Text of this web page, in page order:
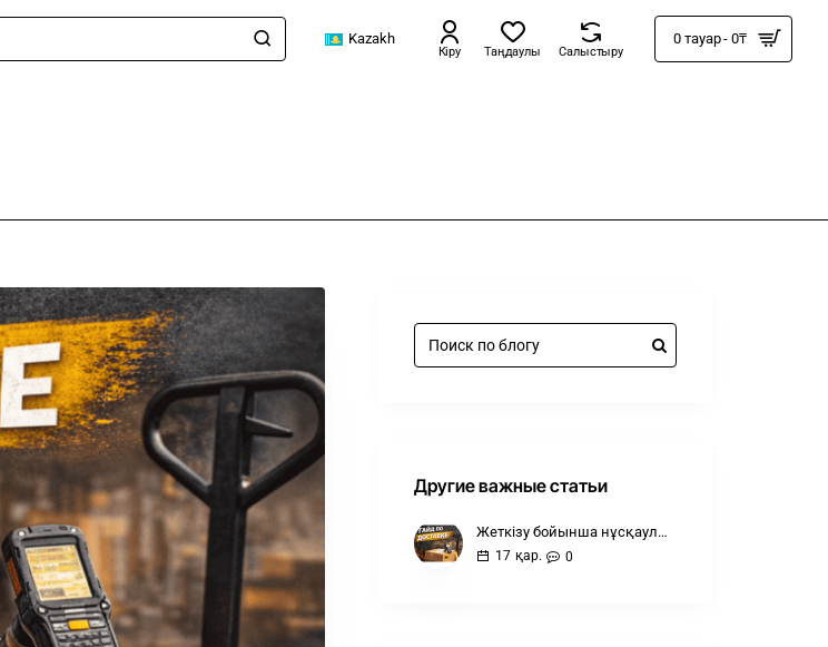
Kazakh
Кіру Таңдаулы Салыстыру
0 тауар - 0₸
Другие важные статьи
Жеткізу бойынша нұсқаулық
17 қар. 0